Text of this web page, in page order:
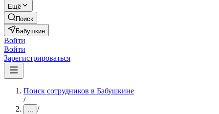
Ещё
Поиск
Бабушкин
Войти
Войти
Зарегистрироваться
Поиск сотрудников в Бабушкине
/
... /